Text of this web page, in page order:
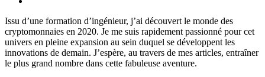
Issu d’une formation d’ingénieur, j’ai découvert le monde des
cryptomonnaies en 2020. Je me suis rapidement passionné pour cet
univers en pleine expansion au sein duquel se développent les
innovations de demain. J’espère, au travers de mes articles, entraîner
le plus grand nombre dans cette fabuleuse aventure.